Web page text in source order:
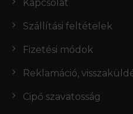
Kapcsolat
Szállítási feltételek
Fizetési módok
Reklamáció,
Cipő szavatosság